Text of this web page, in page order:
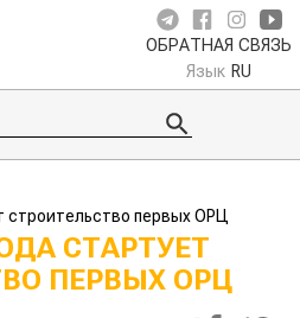
ОБРАТНАЯ СВЯЗЬ
Язык RU
строительство первых ОРЦ
СТАРТУЕТ
ПЕРВЫХ ОРЦ